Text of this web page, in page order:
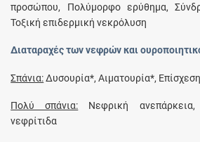
προσώπου, Πολύμορφο ερύθημα,
Τοξική επιδερμική νεκρόλυση
Διαταραχές των νεφρών και
Σπάνια:Δυσουρία*, Αιματουρία*,
Πολύ σπάνια: Νεφρική ανεπάρκεια,
νεφρίτιδα